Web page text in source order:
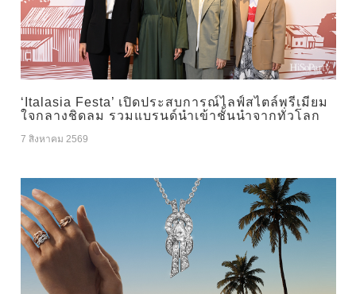
‘Italasia Festa’ เปิดประสบการณ์ไลฟ์สไตล์พรีเมียม
ใจกลางชิดลม รวมแบรนด์นำเข้าชั้นนำจากทั่วโลก
7 สิงหาคม 2569